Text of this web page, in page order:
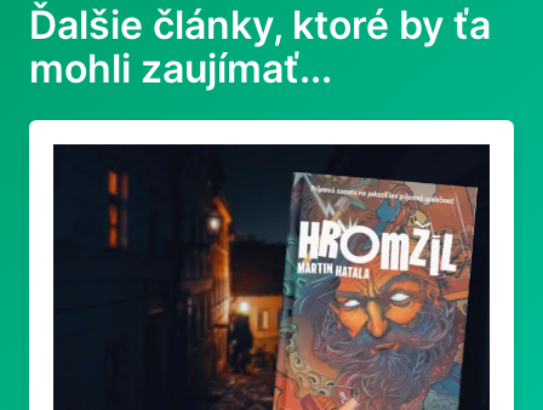
Ďalšie články, ktoré by ťa
mohli zaujímať...